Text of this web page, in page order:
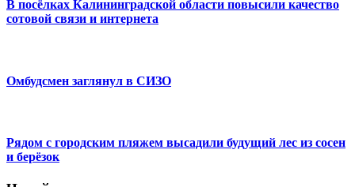
В посёлках Калининградской области повысили качество
сотовой связи и интернета
Омбудсмен заглянул в СИЗО
Рядом с городским пляжем высадили будущий лес из сосен
и берёзок